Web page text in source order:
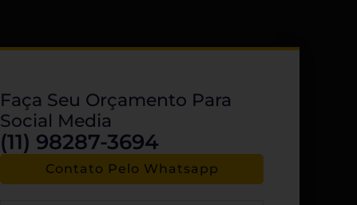
Faça Seu Orçamento Para
Social Media
(11) 98287-3694
Contato Pelo Whatsapp